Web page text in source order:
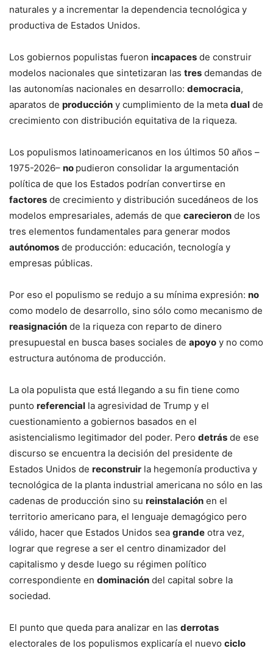
naturales y a incrementar la dependencia tecnológica y
productiva de Estados Unidos.
Los gobiernos populistas fueron incapaces de construir
modelos nacionales que sintetizaran las tres demandas de
las autonomías nacionales en desarrollo: democracia,
aparatos de producción y cumplimiento de la meta dual de
crecimiento con distribución equitativa de la riqueza.
Los populismos latinoamericanos en los últimos 50 años –
1975-2026– no pudieron consolidar la argumentación
política de que los Estados podrían convertirse en
factores de crecimiento y distribución sucedáneos de los
modelos empresariales, además de que carecieron de los
tres elementos fundamentales para generar modos
autónomos de producción: educación, tecnología y
empresas públicas.
Por eso el populismo se redujo a su mínima expresión: no
como modelo de desarrollo, sino sólo como mecanismo de
reasignación de la riqueza con reparto de dinero
presupuestal en busca bases sociales de apoyo y no como
estructura autónoma de producción.
La ola populista que está llegando a su fin tiene como
punto referencial la agresividad de Trump y el
cuestionamiento a gobiernos basados en el
asistencialismo legitimador del poder. Pero detrás de ese
discurso se encuentra la decisión del presidente de
Estados Unidos de reconstruir la hegemonía productiva y
tecnológica de la planta industrial americana no sólo en las
cadenas de producción sino su reinstalación en el
territorio americano para, el lenguaje demagógico pero
válido, hacer que Estados Unidos sea grande otra vez,
lograr que regrese a ser el centro dinamizador del
capitalismo y desde luego su régimen político
correspondiente en dominación del capital sobre la
sociedad.
El punto que queda para analizar en las derrotas
electorales de los populismos explicaría el nuevo ciclo